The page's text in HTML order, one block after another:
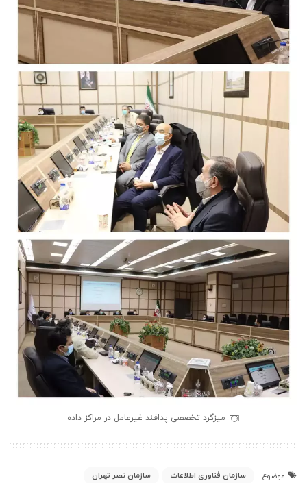
میزگرد تخصصی پدافند غیرعامل در مراکز داده
موضوع سازمان فناوری اطلاعات
سازمان نصر تهران